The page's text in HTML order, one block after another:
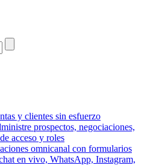
y clientes sin esfuerzo
prospectos, negociaciones,
acceso y roles
omnicanal con formularios
en vivo, WhatsApp, Instagram,